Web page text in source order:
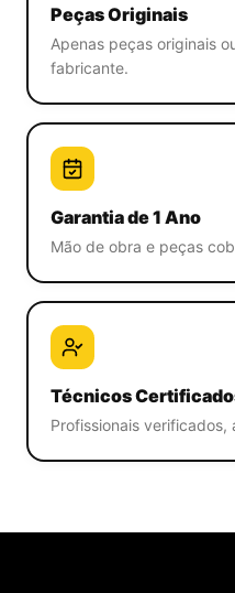
Peças Originais
Apenas peças originais
fabricante.
Garantia de 1 Ano
Mão de obra e peças
Técnicos
Profissionais verificados,